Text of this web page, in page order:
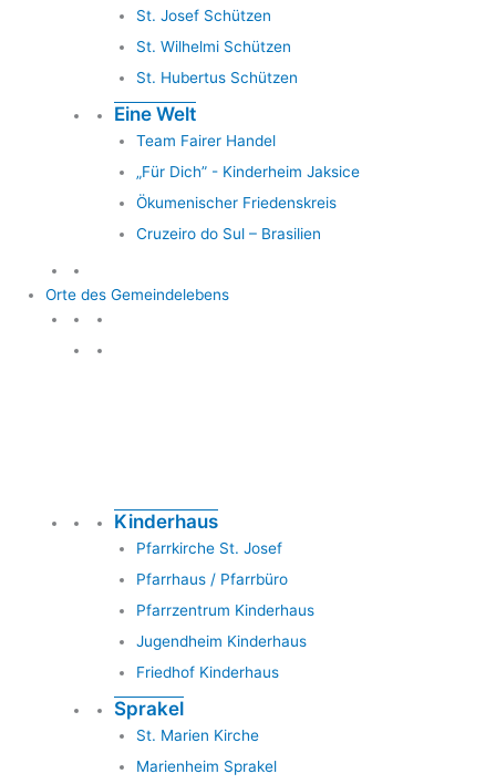
St. Josef Schützen
St. Wilhelmi Schützen
St. Hubertus Schützen
Eine Welt
Team Fairer Handel
„Für Dich” - Kinderheim Jaksice
Ökumenischer Friedenskreis
Cruzeiro do Sul – Brasilien
Orte des Gemeindelebens
Kinderhaus
Pfarrkirche St. Josef
Pfarrhaus / Pfarrbüro
Pfarrzentrum Kinderhaus
Jugendheim Kinderhaus
Friedhof Kinderhaus
Sprakel
St. Marien Kirche
Marienheim Sprakel